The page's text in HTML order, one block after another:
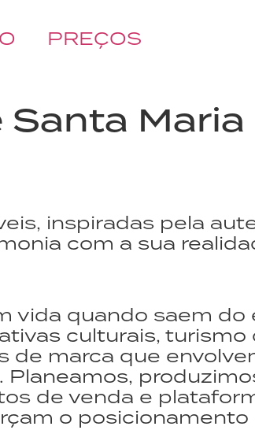
PREÇOS
Maria
inspiradas pela
com a sua
vida quando saem
culturais,
marca que
de venda e
o